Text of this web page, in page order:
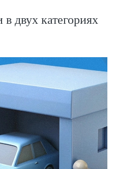
двух категориях